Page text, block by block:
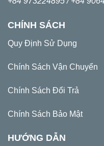
CHÍNH SÁCH
Quy Định Sử Dụng
Chính Sách Vận Chuyển
Chính Sách Đổi Trả
Chính Sách Bảo Mật
HƯỚNG DẪN